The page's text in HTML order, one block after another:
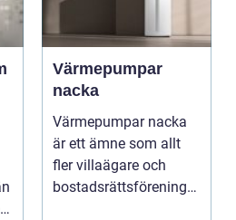
Värmepumpar
nacka
Värmepumpar nacka
är ett ämne som allt
fler villaägare och
bostadsrättsföreningar